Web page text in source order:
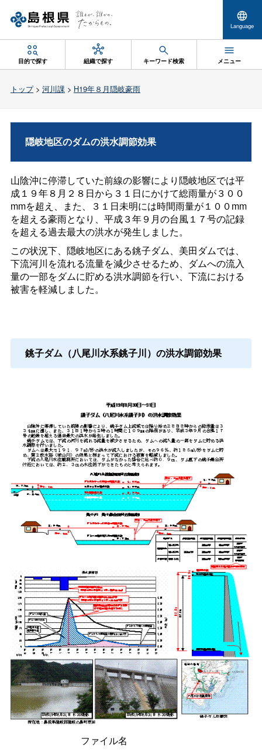
Language
目的で探す 組織で探す キーワード検索 メニュー
トップ> 河川課> H19年８月隠岐豪雨
隠岐地区のダムの洪水調節効果
山陰沖に停滞していた前線の影響により隠岐地区では平
成１９年８月２８日から３１日にかけて総雨量が３００
mmを超え、また、３１日未明には時間雨量が１００mm
を超える豪雨となり、平成３年９月の台風１７号の記録
を超える過去最大の洪水が発生しました。
この状況下、隠岐地区にある銚子ダム、美田ダムでは、
下流河川を流れる流量を減少させるため、ダムへの流入
量の一部をダムに貯める洪水調節を行い、下流における
被害を軽減しました。
銚子ダム（八尾川水系銚子川）の洪水調節効果
ファイル名